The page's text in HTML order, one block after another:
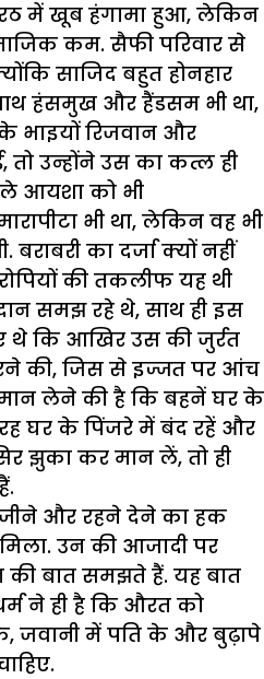
में खूब हंगामा हुआ, लेकिन
कम. सैफी परिवार से
साजिद बहुत होनहार
हंसमुख और हैंडसम भी था,
भाइयों रिजवान और
उन्होंने उस का कत्ल ही
आयशा को भी
भी था, लेकिन वह भी
का दर्जा क्यों नहीं
की तकलीफ यह थी
समझ रहे थे, साथ ही इस
थे कि आखिर उस की जुर्रत
की, जिस से इज्जत पर आंच
लेने की है कि बहनें घर के
घर के पिंजरे में बंद रहें और
झुका कर मान लें, तो ही
और रहने देने का हक
उन की आजादी पर
बात समझते हैं. यह बात
ने ही है कि औरत को
जवानी में पति के और बुढ़ापे